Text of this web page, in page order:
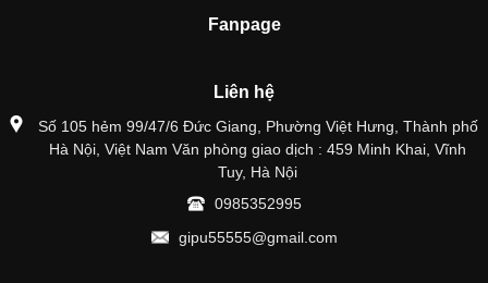
Fanpage
Liên hệ
Số 105 hẻm 99/47/6 Đức Giang, Phường Việt Hưng, Thành phố
Hà Nội, Việt Nam Văn phòng giao dịch : 459 Minh Khai, Vĩnh
Tuy, Hà Nội
0985352995
gipu55555@gmail.com